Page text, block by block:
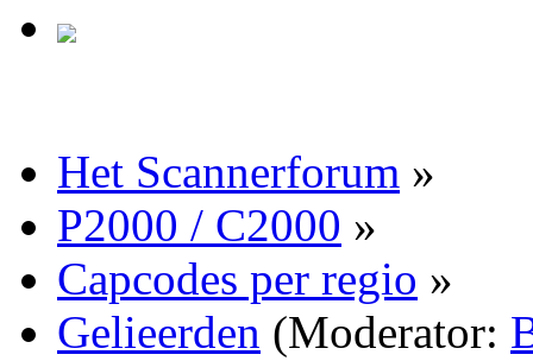
Het Scannerforum »
P2000 / C2000 »
Capcodes per regio »
Gelieerden (Moderator: